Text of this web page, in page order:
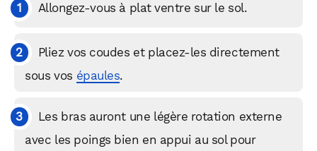
Allongez-vous à plat ventre sur le sol.
Pliez vos coudes et placez-les directement
sous vos épaules.
Les bras auront une légère rotation externe
avec les poings bien en appui au sol pour